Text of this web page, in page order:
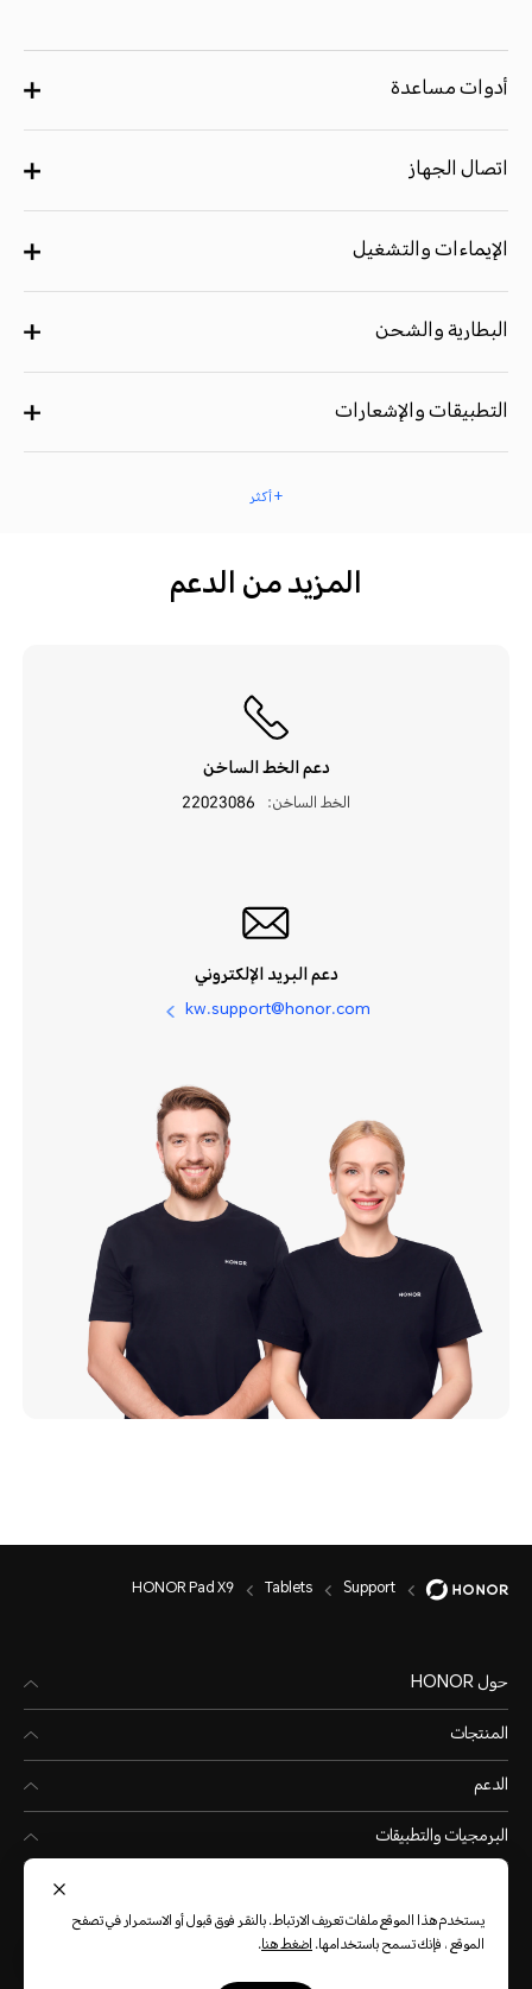
أدوات مساعدة
اتصال الجهاز
الإيماءات والتشغيل
البطارية والشحن
التطبيقات والإشعارات
+ أكثر
المزيد من الدعم
دعم الخط الساخن
الخط الساخن: 22023086
دعم البريد الإلكتروني
kw.support@honor.com
Support
Tablets
HONOR Pad X9
حول HONOR
المنتجات
الدعم
البرمجيات والتطبيقات
Kuwait (العربية)
يستخدم هذا الموقع ملفات تعريف الارتباط. بالنقر فوق قبول أو الاستمرار في تصفح
الموقع ، فإنك تسمح باستخدامها.اضغط هنا.